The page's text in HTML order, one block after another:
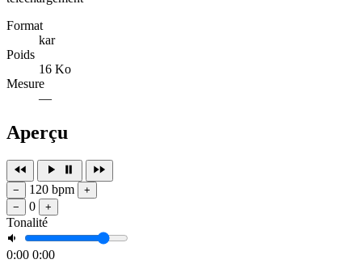
Format
kar
Poids
16 Ko
Mesure
—
Aperçu
− 120 bpm
+
−
0 +
Tonalité
0:00 0:00